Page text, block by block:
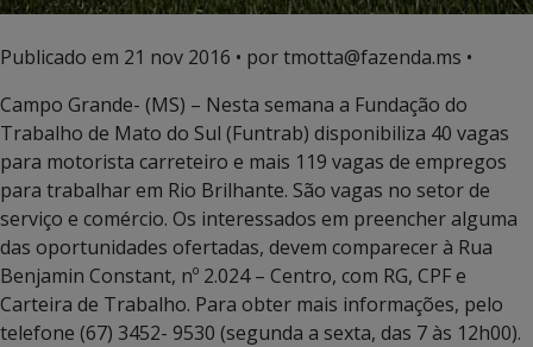
Publicado em 21 nov 2016 • por tmotta@fazenda.ms •
Campo Grande- (MS) – Nesta semana a Fundação do
Trabalho de Mato do Sul (Funtrab) disponibiliza 40 vagas
para motorista carreteiro e mais 119 vagas de empregos
para trabalhar em Rio Brilhante. São vagas no setor de
serviço e comércio. Os interessados em preencher alguma
das oportunidades ofertadas, devem comparecer à Rua
Benjamin Constant, nº 2.024 – Centro, com RG, CPF e
Carteira de Trabalho. Para obter mais informações, pelo
telefone (67) 3452- 9530 (segunda a sexta, das 7 às 12h00).